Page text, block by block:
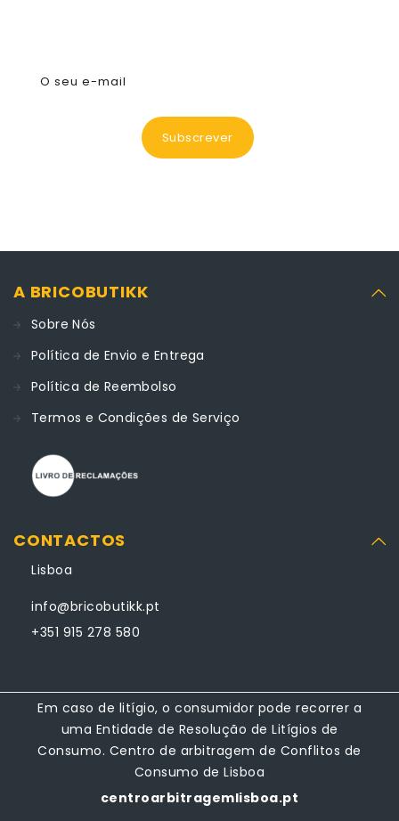
O seu e-mail
Subscrever
A BRICOBUTIKK
Sobre Nós
Política de Envio e Entrega
Política de Reembolso
Termos e Condições de Serviço
CONTACTOS
Lisboa
info@bricobutikk.pt
+351 915 278 580
Em caso de litígio, o consumidor pode recorrer a
uma Entidade de Resolução de Litígios de
Consumo. Centro de arbitragem de Conflitos de
Consumo de Lisboa
centroarbitragemlisboa.pt